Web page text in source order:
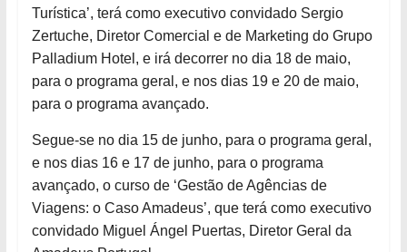
Turística’, terá como executivo convidado Sergio
Zertuche, Diretor Comercial e de Marketing do Grupo
Palladium Hotel, e irá decorrer no dia 18 de maio,
para o programa geral, e nos dias 19 e 20 de maio,
para o programa avançado.
Segue-se no dia 15 de junho, para o programa geral,
e nos dias 16 e 17 de junho, para o programa
avançado, o curso de ‘Gestão de Agências de
Viagens: o Caso Amadeus’, que terá como executivo
convidado Miguel Ángel Puertas, Diretor Geral da